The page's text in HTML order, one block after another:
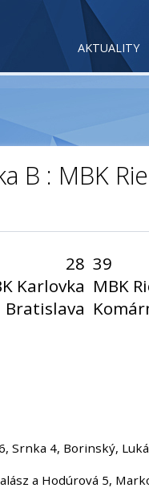
AKTUALITY
B : MBK
28
Karlovka
Bratislava
39
MBK
Srnka 4, Borinský,
a Hodúrová 5,